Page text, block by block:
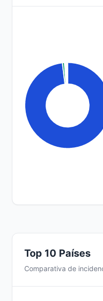
Top 10 Países
Comparativa de